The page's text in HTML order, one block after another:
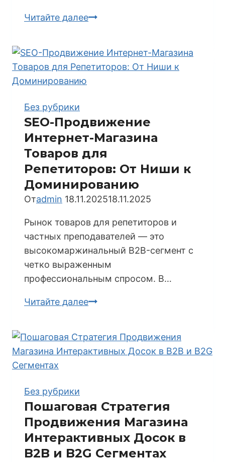
Читайте далееSEO-
Магазина
Цифровых
и
Конверсия
Без рубрики
SEO-Продвижение
Интернет-Магазина
Товаров для
Репетиторов: От Ниши к
Доминированию
Отadmin 18.11.202518.11.2025
Рынок товаров для репетиторов и
частных преподавателей — это
высокомаржинальный B2B-сегмент с
четко выраженным
профессиональным спросом. В…
Читайте далееSEO-
Магазина
Товаров
Ниши
к
Доминированию
Без рубрики
Пошаговая Стратегия
Продвижения Магазина
Интерактивных Досок в
B2B и B2G Сегментах